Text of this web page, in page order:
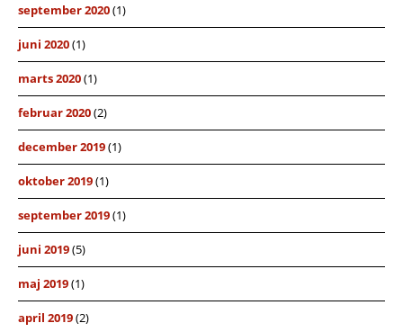
september 2020(1)
juni 2020(1)
marts 2020(1)
februar 2020(2)
december 2019(1)
oktober 2019(1)
september 2019(1)
juni 2019(5)
maj 2019(1)
april 2019(2)